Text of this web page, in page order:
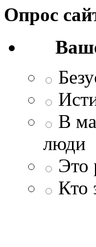
Опрос
В
люди
Это
Кто